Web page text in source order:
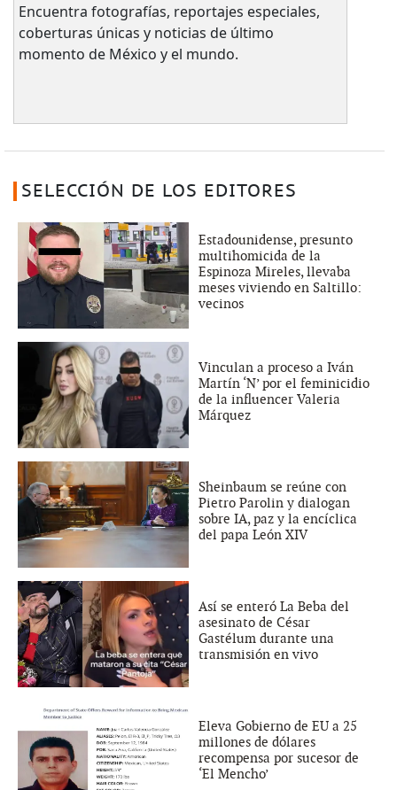
Encuentra fotografías, reportajes especiales,
coberturas únicas y noticias de último
momento de México y el mundo.
SELECCIÓN DE LOS EDITORES
Estadounidense, presunto
multihomicida de la
Espinoza Mireles, llevaba
meses viviendo en Saltillo:
vecinos
Vinculan a proceso a Iván
Martín ‘N’ por el feminicidio
de la influencer Valeria
Márquez
Sheinbaum se reúne con
Pietro Parolin y dialogan
sobre IA, paz y la encíclica
del papa León XIV
Así se enteró La Beba del
asesinato de César
Gastélum durante una
transmisión en vivo
Eleva Gobierno de EU a 25
millones de dólares
recompensa por sucesor de
‘El Mencho’